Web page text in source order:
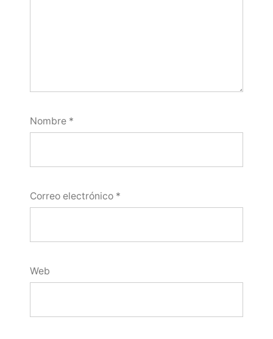
Nombre *
Correo electrónico *
Web